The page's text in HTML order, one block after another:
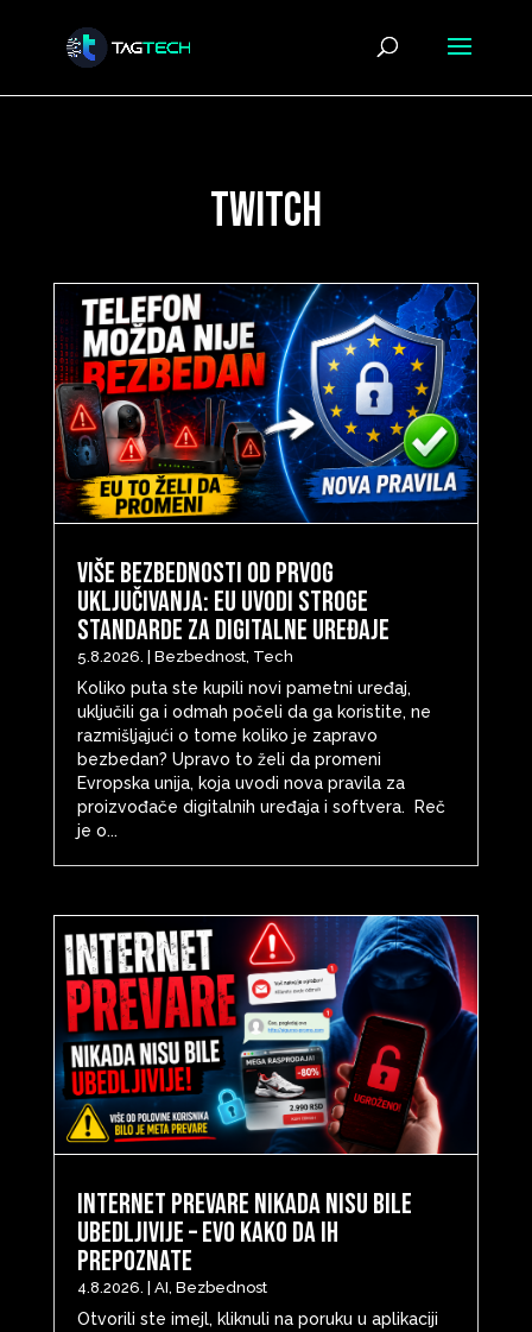
twitch
Više bezbednosti od prvog
uključivanja: EU uvodi stroge
standarde za digitalne uređaje
5.8.2026. | Bezbednost, Tech
Koliko puta ste kupili novi pametni uređaj,
uključili ga i odmah počeli da ga koristite, ne
razmišljajući o tome koliko je zapravo
bezbedan? Upravo to želi da promeni
Evropska unija, koja uvodi nova pravila za
proizvođače digitalnih uređaja i softvera. Reč
je o...
Internet prevare nikada nisu bile
ubedljivije – evo kako da ih
prepoznate
4.8.2026. AI, Bezbednost
Otvorili ste imejl, kliknuli na poruku u aplikaciji